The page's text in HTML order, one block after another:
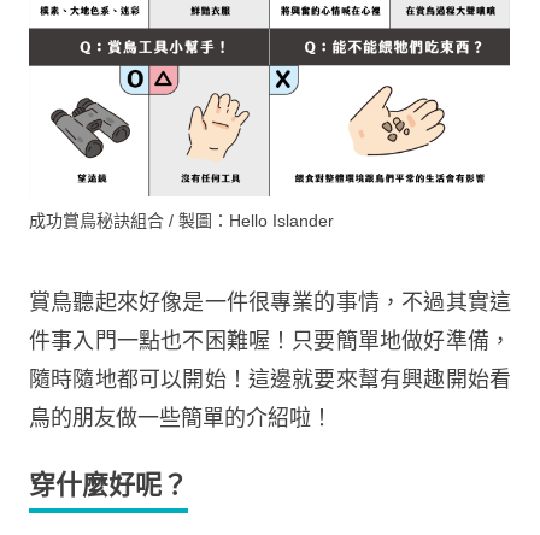
成功賞鳥秘訣組合 / 製圖：Hello Islander
賞鳥聽起來好像是一件很專業的事情，不過其實這
件事入門一點也不困難喔！只要簡單地做好準備，
隨時隨地都可以開始！這邊就要來幫有興趣開始看
鳥的朋友做一些簡單的介紹啦！
穿什麼好呢？